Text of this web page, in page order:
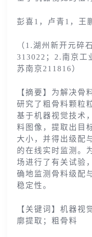
彭喜1，卢青1，王
（1.湖州新开元碎
313022；2.南京工
苏南京211816）
【摘要】为解决骨
研究了粗骨料颗粒
基于机器视觉技术
料图像，提取出目
大小，并得出级配
的在线实时监测。
场进行了有关试验
确地监测骨料级配
稳定性。
【关键词】机器视
廓提取；粗骨料